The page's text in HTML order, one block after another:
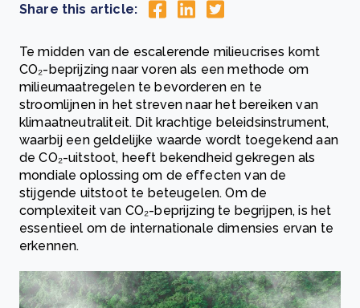
Share this article:
Te midden van de escalerende milieucrises komt
CO₂-beprijzing naar voren als een methode om
milieumaatregelen te bevorderen en te
stroomlijnen in het streven naar het bereiken van
klimaatneutraliteit. Dit krachtige beleidsinstrument,
waarbij een geldelijke waarde wordt toegekend aan
de CO₂-uitstoot, heeft bekendheid gekregen als
mondiale oplossing om de effecten van de
stijgende uitstoot te beteugelen. Om de
complexiteit van CO₂-beprijzing te begrijpen, is het
essentieel om de internationale dimensies ervan te
erkennen.